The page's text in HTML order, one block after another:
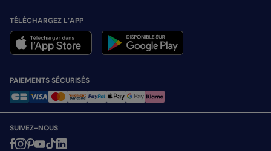
TÉLÉCHARGEZ L’APP
PAIEMENTS SÉCURISÉS
SUIVEZ-NOUS